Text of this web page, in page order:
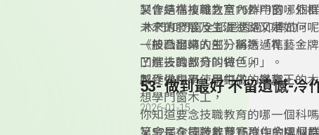
又會是在技職教育15群中的哪個
未來的發展及生涯進路又是如何呢
《技職翻轉人生》將透過花藝金
了解技職教育的特色，
感受做中學、學中做的樂趣。
製作結構複雜之室內外門窗、外
木門和門窗全都是透過卯榫的，
一般凸出來的部分稱為「榫」，
凹進去的部分叫做「卯」。
製作過程不使用釘子，是真正的
想學門窗木工，
你知道要念技職教育的哪一個科嗎
又會是在技職教育15群中的哪個
53- 做到最好 不留遺憾-冷
2026-01-15
第52屆全國技能競賽冷作金牌柯